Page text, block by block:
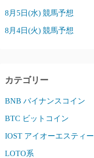
8月5日(水) 競馬予想
8月4日(火) 競馬予想
カテゴリー
BNB バイナンスコイン
BTC ビットコイン
IOST アイオーエスティー
LOTO系